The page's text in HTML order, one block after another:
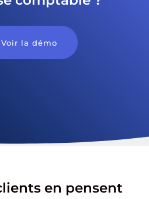
Voir la démo
en pensent